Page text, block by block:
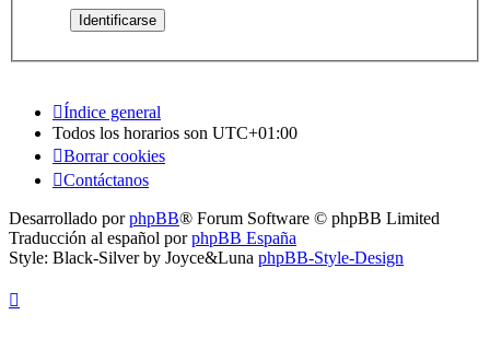
Índice general
Todos los horarios son UTC+01:00
Borrar cookies
Contáctanos
Desarrollado porphpBB® Forum Software © phpBB Limited
Traducción al español porphpBB España
Style: Black-Silver by Joyce&Luna phpBB-Style-Design